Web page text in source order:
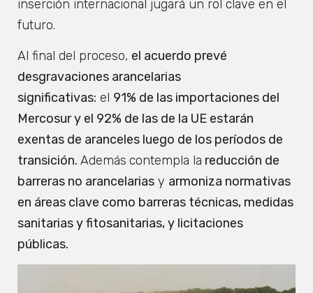
inserción internacional jugará un rol clave en el
futuro.
Al final del proceso, el acuerdo prevé
desgravaciones arancelarias
significativas: el 91% de las importaciones del
Mercosur y el 92% de las de la UE estarán
exentas de aranceles luego de los períodos de
transición. Además contempla la reducción de
barreras no arancelarias y armoniza normativas
en áreas clave como barreras técnicas, medidas
sanitarias y fitosanitarias, y licitaciones
públicas.